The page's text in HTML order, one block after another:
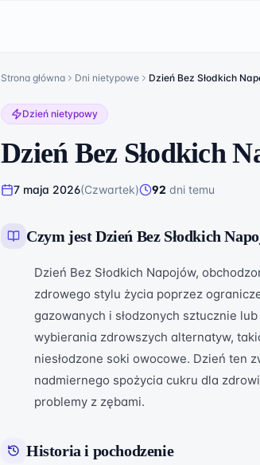
Strona główna Dni nietypowe Dzień Bez Słodkich
Dzień nietypowy
Dzień Bez Słodkich
7 maja 2026(Czwartek) 92 dni temu
Czym jestDzień Bez Słodkich
Dzień Bez Słodkich Napojów,
zdrowego stylu życia poprzez
gazowanych i słodzonych sztucznie
wybierania zdrowszych alternatyw,
niesłodzone soki owocowe. Dzień ten
nadmiernego spożycia cukru dla
problemy z zębami.
Historia i pochodzenie